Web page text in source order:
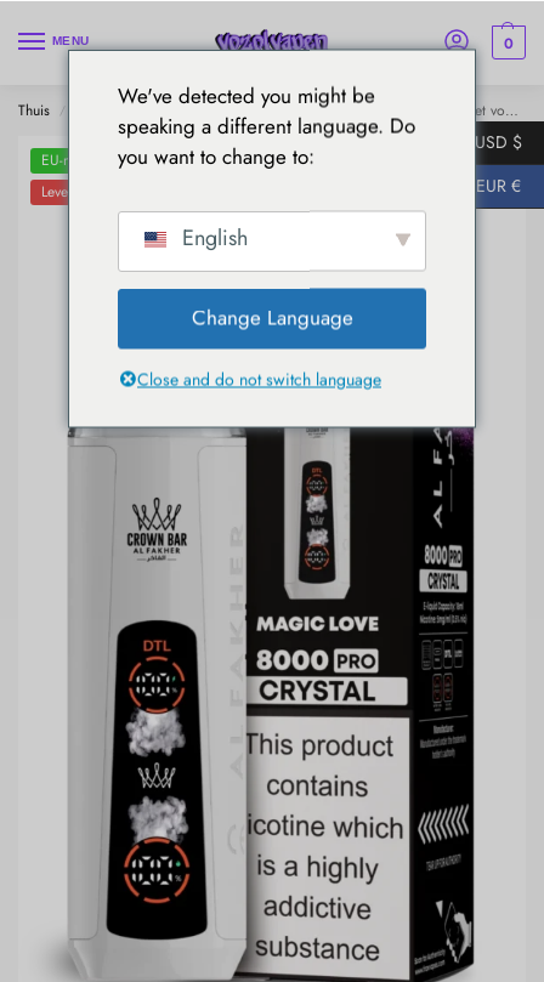
MENU 0
Thuis / Al Fakher AL Fakher 8000 Crystal AL Fakher 8000 E-sigaret voor eenmalig gebruik - Magic Love
EU-magazijnen
Levering in 5-7 dagen
USD $
EUR €
We've detected you might be
speaking a different language. Do
you want to change to:
English
Change Language
Close and do not switch language